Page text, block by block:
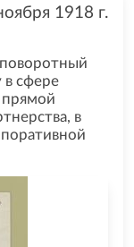
1918 г.
в сфере
в